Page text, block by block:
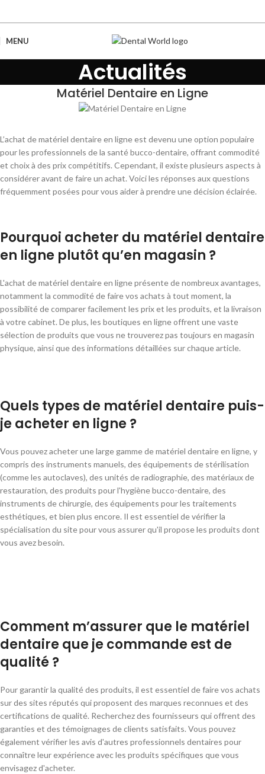
MENU
Actualités
Matériel Dentaire en Ligne
L’achat de matériel dentaire en ligne est devenu une option populaire
pour les professionnels de la santé bucco-dentaire, offrant commodité
et choix à des prix compétitifs. Cependant, il existe plusieurs aspects à
considérer avant de faire un achat. Voici les réponses aux questions
fréquemment posées pour vous aider à prendre une décision éclairée.
Pourquoi acheter du matériel dentaire
en ligne plutôt qu’en magasin ?
L'achat de matériel dentaire en ligne présente de nombreux avantages,
notamment la commodité de faire vos achats à tout moment, la
possibilité de comparer facilement les prix et les produits, et la livraison
à votre cabinet. De plus, les boutiques en ligne offrent une vaste
sélection de produits que vous ne trouverez pas toujours en magasin
physique, ainsi que des informations détaillées sur chaque article.
Quels types de matériel dentaire puis-
je acheter en ligne ?
Vous pouvez acheter une large gamme de matériel dentaire en ligne, y
compris des instruments manuels, des équipements de stérilisation
(comme les autoclaves), des unités de radiographie, des matériaux de
restauration, des produits pour l'hygiène bucco-dentaire, des
instruments de chirurgie, des équipements pour les traitements
esthétiques, et bien plus encore. Il est essentiel de vérifier la
spécialisation du site pour vous assurer qu'il propose les produits dont
vous avez besoin.
Comment m’assurer que le matériel
dentaire que je commande est de
qualité ?
Pour garantir la qualité des produits, il est essentiel de faire vos achats
sur des sites réputés qui proposent des marques reconnues et des
certifications de qualité. Recherchez des fournisseurs qui offrent des
garanties et des témoignages de clients satisfaits. Vous pouvez
également vérifier les avis d'autres professionnels dentaires pour
connaître leur expérience avec les produits spécifiques que vous
envisagez d'acheter.